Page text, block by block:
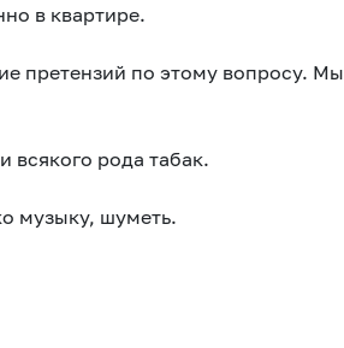
в квартире.
претензий по этому вопросу. Мы
всякого рода табак.
музыку, шуметь.